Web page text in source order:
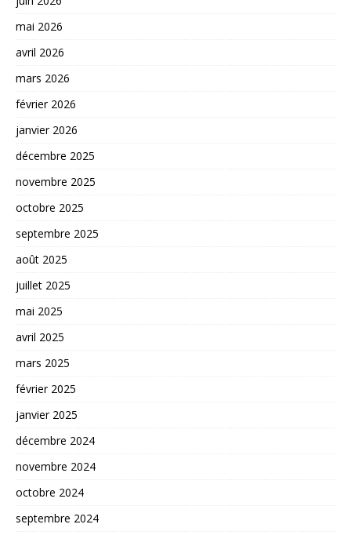
mai 2026
avril 2026
mars 2026
février 2026
janvier 2026
décembre 2025
novembre 2025
octobre 2025
septembre 2025
août 2025
juillet 2025
mai 2025
avril 2025
mars 2025
février 2025
janvier 2025
décembre 2024
novembre 2024
octobre 2024
septembre 2024